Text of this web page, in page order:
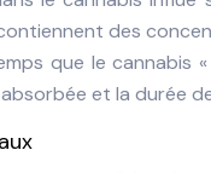
contiennent des
que le cannabis
et la durée